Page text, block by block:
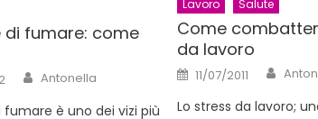
di fumare: come
Author
Antonella
è uno dei vizi più
Lavoro Salute
Come
da lavoro
Posted
on
11/07/2011
Lo stress da lavoro;